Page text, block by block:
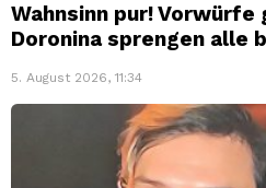
Wahnsinn pur! Vorwürfe
Doronina sprengen alle
5. August 2026, 11:34